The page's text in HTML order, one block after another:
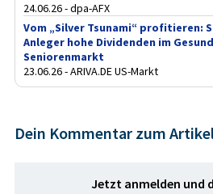
24.06.26 - dpa-AFX
Vom „Silver Tsunami“ profitieren:
Anleger hohe Dividenden im
Seniorenmarkt
23.06.26 - ARIVA.DE US-Markt
Dein Kommentar zum
Jetzt anmelden und